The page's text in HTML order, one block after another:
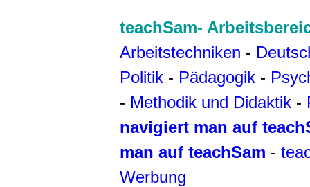
teachSam-
Arbeitstechniken -
Politik - Pädagogik -
- Methodik und Didaktik -
navigiert man auf
man auf teachSam -
Werbung